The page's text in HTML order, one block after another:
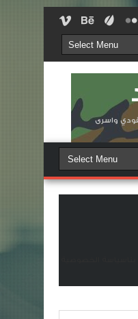
واسرى
لولانتي أرملة الشهيد لقويسمي